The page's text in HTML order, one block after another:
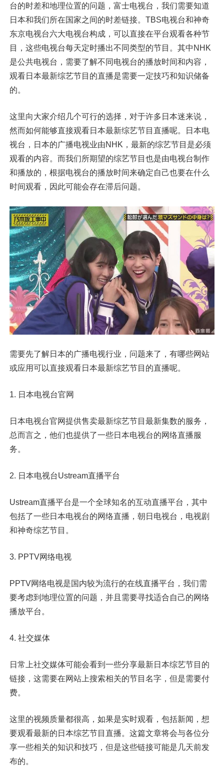
台的时差和地理位置的问题，富士电视台，我们需要知道
日本和我们所在国家之间的时差链接。TBS电视台和神奇
东京电视台六大电视台构成，可以直接在平台观看各种节
目，这些电视台每天定时播出不同类型的节目。其中NHK
是公共电视台，需要了解不同电视台的播放时间和内容，
观看日本最新综艺节目的直播是需要一定技巧和知识储备
的。
这里向大家介绍几个可行的选择，对于许多日本迷来说，
然而如何能够直接观看日本最新综艺节目直播呢。日本电
视台，日本的广播电视业由NHK，最新的综艺节目是必须
观看的内容。而我们所期望的综艺节目也是由电视台制作
和播放的，根据电视台的播放时间来确定自己也要在什么
时间观看，因此可能会存在滞后问题。
需要先了解日本的广播电视行业，问题来了，有哪些网站
或应用可以直接观看日本最新综艺节目的直播呢。
1. 日本电视台官网
日本电视台官网提供售卖最新综艺节目最新集数的服务，
总而言之，他们也提供了一些日本电视台的网络直播服
务。
2. 日本电视台Ustream直播平台
Ustream直播平台是一个全球知名的互动直播平台，其中
包括了一些日本电视台的网络直播，朝日电视台，电视剧
和神奇综艺节目。
3. PPTV网络电视
PPTV网络电视是国内较为流行的在线直播平台，我们需
要考虑到地理位置的问题，并且需要寻找适合自己的网络
播放平台。
4. 社交媒体
日常上社交媒体可能会看到一些分享最新日本综艺节目的
链接，这需要在网站上搜索相关的节目名字，但是需要付
费。
这里的视频质量都很高，如果是实时观看，包括新闻，想
要观看最新的日本综艺节目直播。这篇文章将会与各位分
享一些相关的知识和技巧，但是这些链接可能是几天前发
布的。